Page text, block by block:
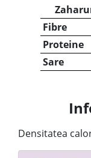
Fibre
Proteine
Sare
Densitatea